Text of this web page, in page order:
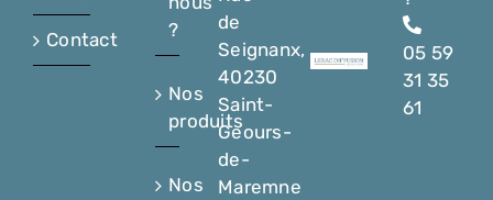
Contact
?
Nos
produits
Nos
de
Seignanx,
40230
Saint-
Geours-
de-
Maremne
05 59
31 35
61